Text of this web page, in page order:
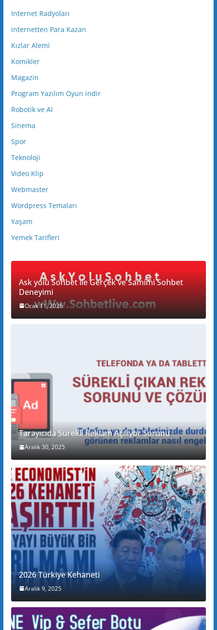
Internet Radyoları
internetten Para Kazan
Kızlar Alemi
Komikler
Magazin
Program Yazılım Oyun indir
Robotik ve AI
Sinema
Spor
Teknoloji
Video Klip
Webmaster
Wordpress Temaları
Yaşam
Yemek Tarifleri
Ask yolu Sohbet ile Gerçek ve Samimi Sohbet
Deneyimi
Ocak 11, 2026
Tarayıcıda Sürekli Reklam Açılıyor Sorunu
Aralık 30, 2025
2026 Türkiye Kehaneti
Aralık 9, 2025